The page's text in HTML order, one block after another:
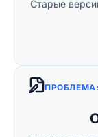
Старые
ПРОБЛЕМА: